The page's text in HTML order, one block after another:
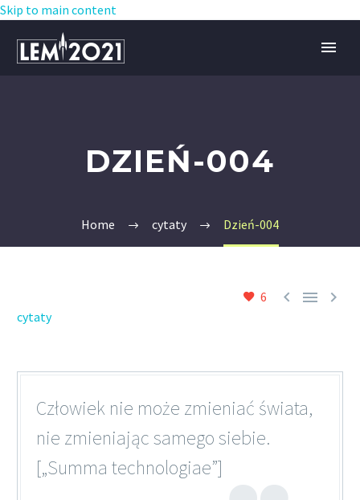
Skip to main content
DZIEŃ-004
Home cytaty Dzień-004
6   
cytaty
Człowiek nie może zmieniać świata,
nie zmieniając samego siebie.
[„Summa technologiae”]